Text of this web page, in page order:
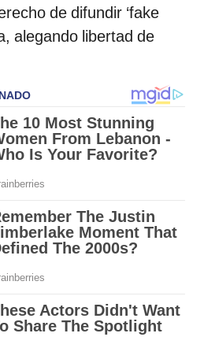
de difundir ‘fake
alegando libertad de